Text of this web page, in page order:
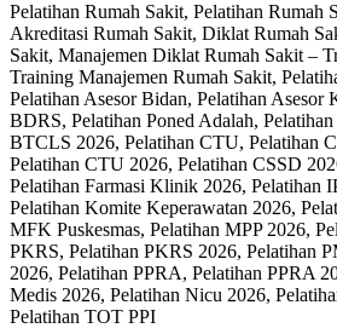
Pelatihan Rumah Sakit, Pelatihan Rumah
Akreditasi Rumah Sakit, Diklat Rumah
Sakit, Manajemen Diklat Rumah Sakit –
Training Manajemen Rumah Sakit,
Pelatihan Asesor Bidan, Pelatihan Asesor
BDRS, Pelatihan Poned Adalah,
BTCLS 2026, Pelatihan CTU, Pelatihan
Pelatihan CTU 2026, Pelatihan CSSD
Pelatihan Farmasi Klinik 2026, Pelatihan
Pelatihan Komite Keperawatan 2026,
MFK Puskesmas, Pelatihan MPP 2026,
PKRS, Pelatihan PKRS 2026, Pelatihan
2026, Pelatihan PPRA, Pelatihan PPRA
Medis 2026, Pelatihan Nicu 2026,
Pelatihan TOT PPI